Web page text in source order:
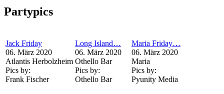
Partypics
Jack Friday
06. März 2020
Atlantis Herbolzheim
Pics by:
Frank Fischer
Long Island…
06. März 2020
Othello Bar
Pics by:
Othello Bar
Maria Friday…
06. März 2020
Maria
Pics by:
Pyunity Media